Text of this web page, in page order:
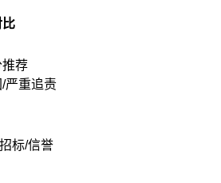
比
荐
严重追责
标/信誉